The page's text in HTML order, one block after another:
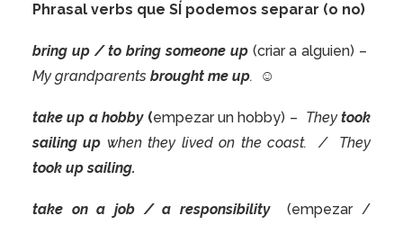
Phrasal verbs que SÍ podemos separar (o no)
bring up / to bring someone up (criar a alguien) –
My grandparents brought me up. ☺
take up a hobby (empezar un hobby) – Theytook
sailing up when they lived on the coast. /
They
took up sailing.
take on a job / a responsibility
(empezar /